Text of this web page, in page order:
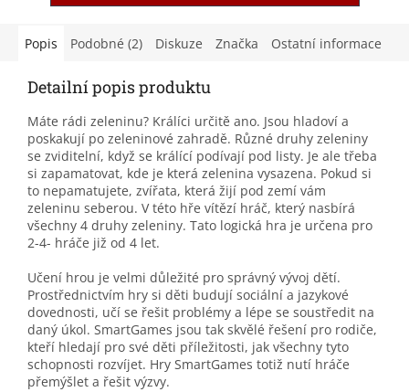
Popis Podobné (2) Diskuze Značka Ostatní informace
Detailní popis produktu
Máte rádi zeleninu? Králíci určitě ano. Jsou hladoví a
poskakují po zeleninové zahradě. Různé druhy zeleniny
se zviditelní, když se králící podívají pod listy. Je ale třeba
si zapamatovat, kde je která zelenina vysazena. Pokud si
to nepamatujete, zvířata, která žijí pod zemí vám
zeleninu seberou. V této hře vítězí hráč, který nasbírá
všechny 4 druhy zeleniny. Tato logická hra je určena pro
2-4- hráče již od 4 let.
Učení hrou je velmi důležité pro správný vývoj dětí.
Prostřednictvím hry si děti budují sociální a jazykové
dovednosti, učí se řešit problémy a lépe se soustředit na
daný úkol. SmartGames jsou tak skvělé řešení pro rodiče,
kteří hledají pro své děti příležitosti, jak všechny tyto
schopnosti rozvíjet. Hry SmartGames totiž nutí hráče
přemýšlet a řešit výzvy.